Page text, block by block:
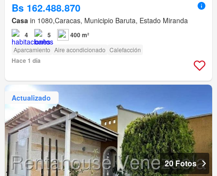
Bs 162.488.870
Casa in 1080,Caracas, Municipio Baruta, Estado Miranda
4 5 400 m²
Aparcamiento Aire acondicionado Calefacción
Hace 1 día
Actualizado
20 Fotos